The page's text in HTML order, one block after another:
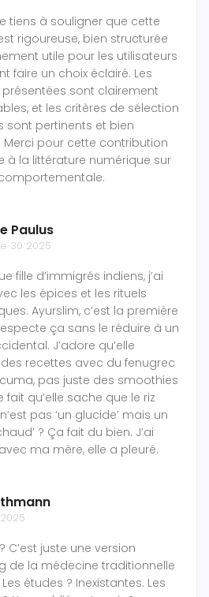
tiens à souligner que cette
rigoureuse, bien structurée
utile pour les utilisateurs
faire un choix éclairé. Les
sont clairement
et les critères de sélection
sont pertinents et bien
Merci pour cette contribution
à la littérature numérique sur
Paulus
30 2025
fille d’immigrés indiens, j’ai
les épices et les rituels
Ayurslim, c’est la première
ça sans le réduire à un
J’adore qu’elle
recettes avec du fenugrec
pas juste des smoothies
fait qu’elle sache que le riz
pas ‘un glucide’ mais un
? Ça fait du bien. J’ai
ma mère, elle a pleuré.
C’est juste une version
de la médecine traditionnelle
études ? Inexistantes. Les